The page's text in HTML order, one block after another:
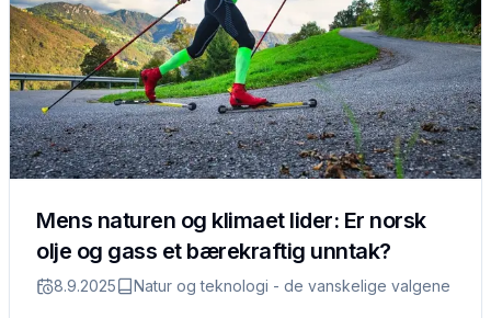
Mens naturen og klimaet lider: Er norsk
olje og gass et bærekraftig unntak?
8.9.2025 Natur og teknologi - de vanskelige valgene